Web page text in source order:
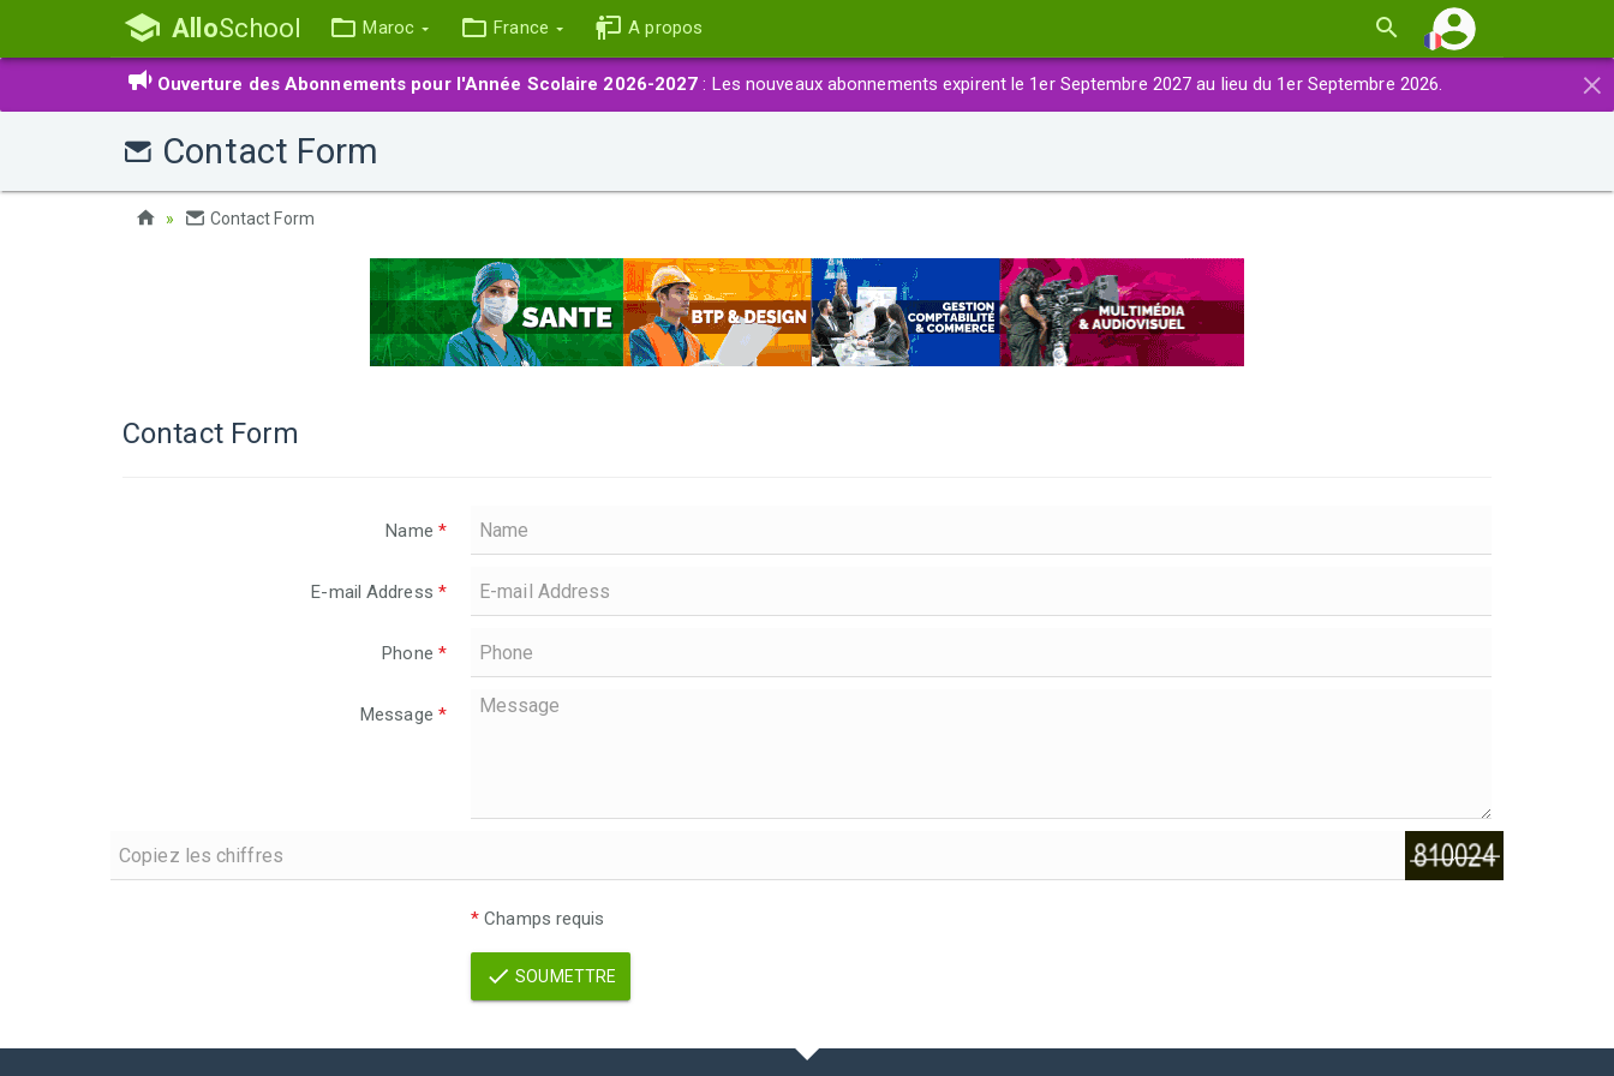
AlloSchool Maroc France A propos
×
Ouverture des Abonnements pour l'Année Scolaire 2026-2027 : Les nouveaux abonnements expirent le 1er Septembre 2027 au lieu du 1er Septembre 2026.
Contact Form
Contact Form
Contact Form
Name *
E-mail Address *
Phone *
Message *
* Champs requis
SOUMETTRE